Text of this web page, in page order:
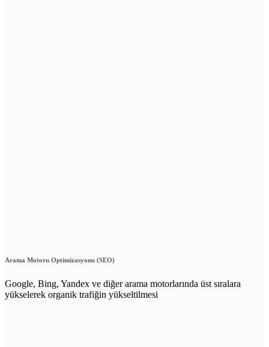
Arama Motoru Optimizasyonu (SEO)
Google, Bing, Yandex ve diğer arama motorlarında üst sıralara
yükselerek organik trafiğin yükseltilmesi